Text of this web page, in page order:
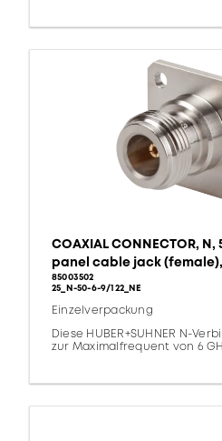
COAXIAL CONNECTOR,
panel cable jack
85003502
25_N-50-6-9/122_NE
Einzelverpackung
Diese HUBER+SUHNER N-
zur Maximalfrequent von 6